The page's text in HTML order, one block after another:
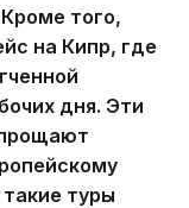
того,
на Кипр, где
дня. Эти
туры